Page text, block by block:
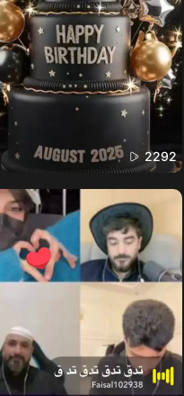
2292